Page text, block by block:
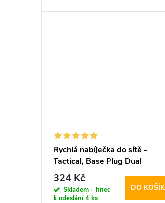
t
d
Rychlá nabíječka do sítě -
Tactical, Base Plug Dual
PD20W/QC3.0 White
324 Kč
Skladem - hned
k odeslání4 ks
DO